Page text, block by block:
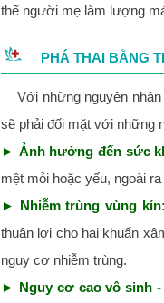
thể người mẹ làm lượng
PHÁ THAI BẰNG
Với những nguyên
sẽ phải đối mặt với những
► Ảnh hưởng đến sức
mệt mỏi hoặc yếu, ngoài
► Nhiễm trùng vùng kín:
thuận lợi cho hại khuẩn
nguy cơ nhiễm trùng.
► Nguy cơ cao vô sinh